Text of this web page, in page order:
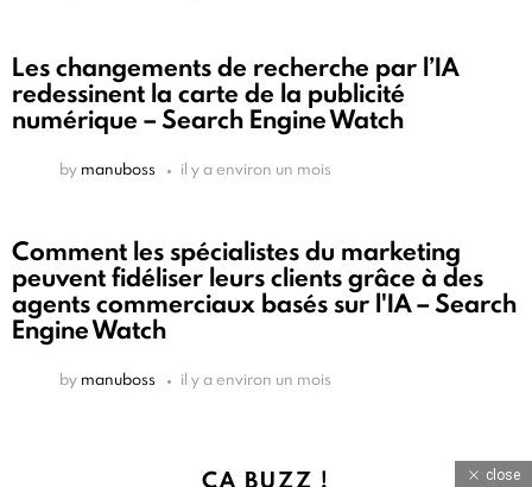
Les changements de recherche par l’IA
redessinent la carte de la publicité
numérique – Search Engine Watch
by manuboss il y a environ un mois
Comment les spécialistes du marketing
peuvent fidéliser leurs clients grâce à des
agents commerciaux basés sur l'IA – Search
Engine Watch
by manuboss il y a environ un mois
ÇA BUZZ ! close